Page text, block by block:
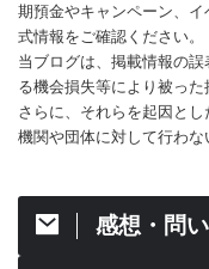
期預金やキャンペーン、
式情報をご確認ください。
当ブログは、掲載情報の
る機会損失等により被った
さらに、それらを起因と
機関や団体に対して行わな
感想・問